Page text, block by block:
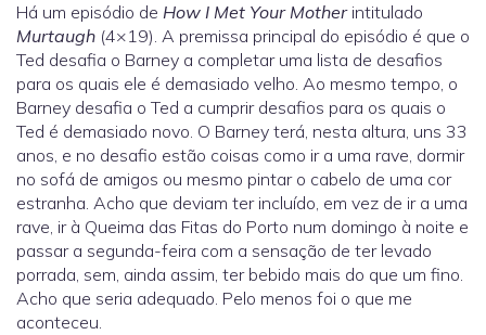
Há um episódio de How I Met Your Motherintitulado
Murtaugh (4×19). A premissa principal do episódio é que o
Ted desafia o Barney a completar uma lista de desafios
para os quais ele é demasiado velho. Ao mesmo tempo, o
Barney desafia o Ted a cumprir desafios para os quais o
Ted é demasiado novo. O Barney terá, nesta altura, uns 33
anos, e no desafio estão coisas como ir a uma rave, dormir
no sofá de amigos ou mesmo pintar o cabelo de uma cor
estranha. Acho que deviam ter incluído, em vez de ir a uma
rave, ir à Queima das Fitas do Porto num domingo à noite e
passar a segunda-feira com a sensação de ter levado
porrada, sem, ainda assim, ter bebido mais do que um fino.
Acho que seria adequado. Pelo menos foi o que me
aconteceu.